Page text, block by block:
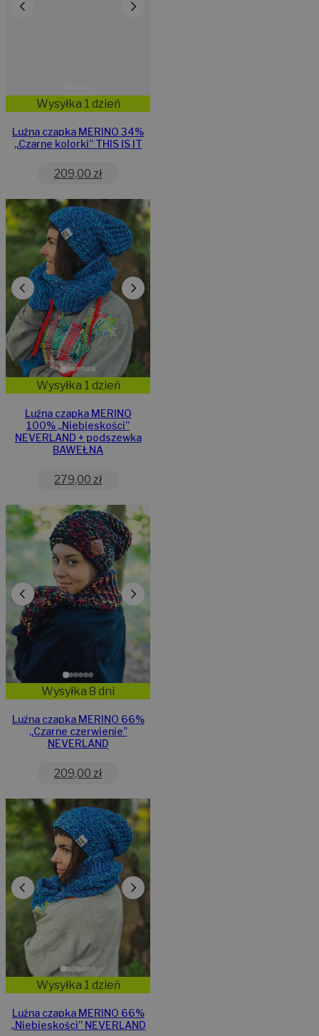
Wysyłka 1 dzień
Luźna czapka MERINO 34%
„Czarne kolorki” THIS IS IT
209,00 zł
Wysyłka 1 dzień
Luźna czapka MERINO
100% „Niebieskości”
NEVERLAND + podszewka
BAWEŁNA
279,00 zł
Wysyłka 8 dni
Luźna czapka MERINO 66%
„Czarne czerwienie”
NEVERLAND
209,00 zł
Wysyłka 1 dzień
Luźna czapka MERINO 66%
„Niebieskości” NEVERLAND